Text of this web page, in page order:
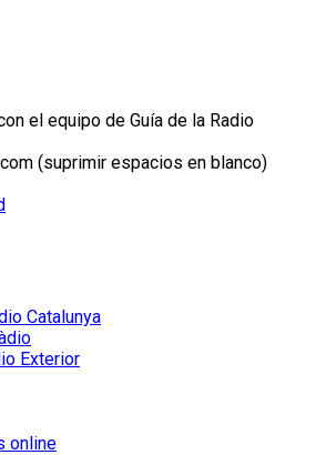
el equipo de Guía de la Radio
(suprimir espacios en blanco)
Catalunya
Exterior
online